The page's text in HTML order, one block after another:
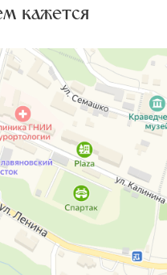
кажется